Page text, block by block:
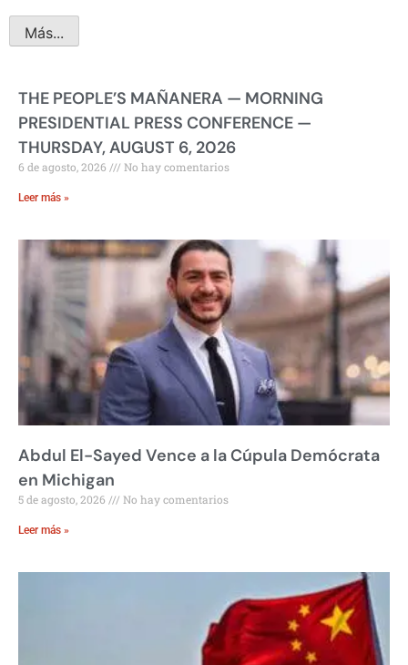
Más...
THE PEOPLE’S MAÑANERA — MORNING
PRESIDENTIAL PRESS CONFERENCE —
THURSDAY, AUGUST 6, 2026
6 de agosto, 2026 No hay comentarios
Leer más »
Abdul El-Sayed Vence a la Cúpula Demócrata
en Michigan
5 de agosto, 2026 No hay comentarios
Leer más »